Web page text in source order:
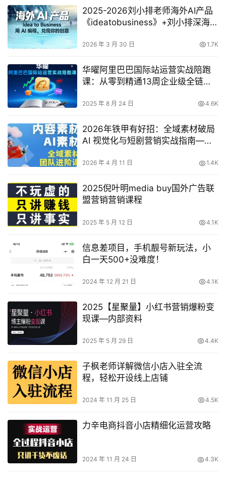
2025-2026刘小排老师海外AI产品
《ideatobusiness》+刘小排深海圈
创意
2026 年 3 月 30 日 1.7K
华曜阿里巴巴国际站运营实战陪跑
课：从零到精通13周企业级全链路
2025 年 8 月 24 日 4.6K
2026年铁甲有好招：全域素材破局
AI 视觉化与短剧营销实战指南——
能跑量的内容与投放策略
2026 年 4 月 11 日 1.4K
2025倪叶明media buy国外广告联
盟营销营销课程
2025 年 5 月 12 日 4.1K
信息差项目，手机靓号新玩法，小
白一天500+没难度！
2024 年 12 月 21 日 4.1K
2025【星聚量】小红书营销爆粉变
现课—内部资料
2025 年 5 月 29 日 4.4K
子枫老师详解微信小店入驻全流
程，轻松开设线上店铺
2024 年 11 月 25 日 4.5K
力辛电商抖音小店精细化运营攻略
2024 年 11 月 24 日 4.3K